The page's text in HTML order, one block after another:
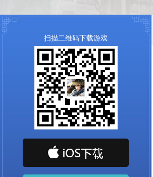
扫描二维码下载游戏